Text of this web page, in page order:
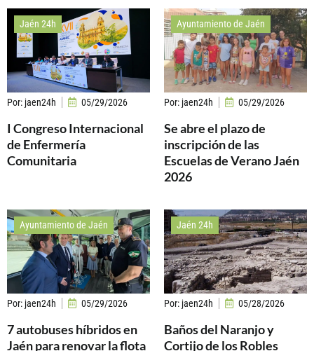
Jaén 24h
Por: jaen24h 05/29/2026
I Congreso Internacional
de Enfermería
Comunitaria
Ayuntamiento de Jaén
Por: jaen24h 05/29/2026
Se abre el plazo de
inscripción de las
Escuelas de Verano Jaén
2026
Ayuntamiento de Jaén
Por: jaen24h 05/29/2026
7 autobuses híbridos en
Jaén para renovar la flota
Jaén 24h
Por: jaen24h 05/28/2026
Baños del Naranjo y
Cortijo de los Robles